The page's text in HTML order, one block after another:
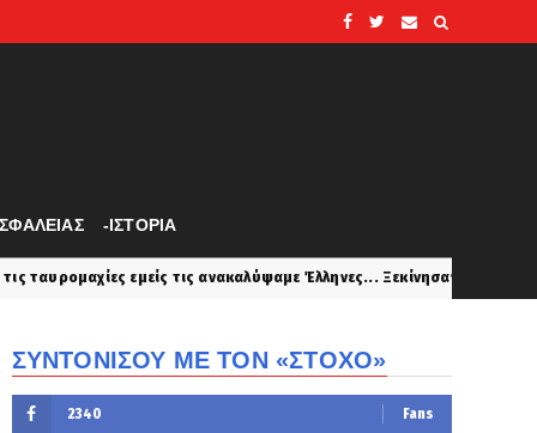
-ΙΣΤΟΡΙΑ
τις ανακαλύψαμε Έλληνες... Ξεκίνησαν από τα ταυροκαθάρψια της
ΣΥΝΤΟΝΙΣΟΥ ΜΕ ΤΟΝ «ΣΤΟΧΟ»
2340 Fans